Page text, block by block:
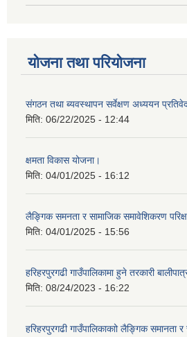
योजना तथा परियोजना
संगठन तथा ब्यवस्थापन सर्वेक्षण अध्ययन
मिति: 06/22/2025 - 12:44
क्षमता विकास योजना।
मिति: 04/01/2025 - 16:12
लैङ्गिक समनता र सामाजिक समावेशिकरण
मिति: 04/01/2025 - 15:56
हरिहरपुरगढी गाउँपालिकामा हुने तरकारी
मिति: 08/24/2023 - 16:22
हरिहरपुरगढी गाउँपालिकाकाो लैङ्गिक समानता